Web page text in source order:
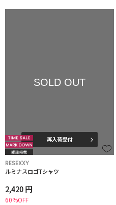
SOLD OUT
再入荷受付
RESEXXY
ルミナスロゴTシャツ
2,420 円
60%OFF